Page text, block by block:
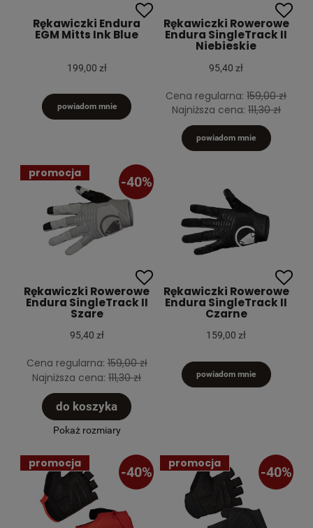
Rękawiczki Endura
EGM Mitts Ink Blue
199,00 zł
powiadom mnie
Rękawiczki Rowerowe
Endura SingleTrack II
Niebieskie
95,40 zł
Cena regularna:159,00 zł
Najniższa cena: 111,30 zł
powiadom mnie
Rękawiczki Rowerowe
Endura SingleTrack II
Szare
95,40 zł
Cena regularna:159,00 zł
Najniższa cena:111,30 zł
do koszyka
Pokaż rozmiary
promocja
-40%
Rękawiczki Rowerowe
Endura SingleTrack II
Czarne
159,00 zł
powiadom mnie
promocja
-40%
promocja
-40%